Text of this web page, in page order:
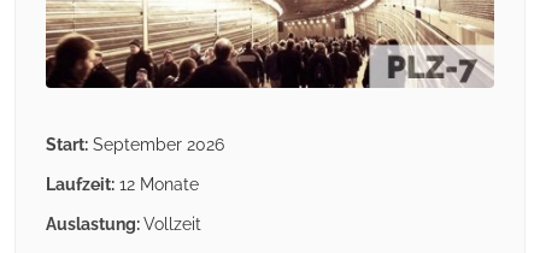
Start: September 2026
Laufzeit: 12 Monate
Auslastung:Vollzeit